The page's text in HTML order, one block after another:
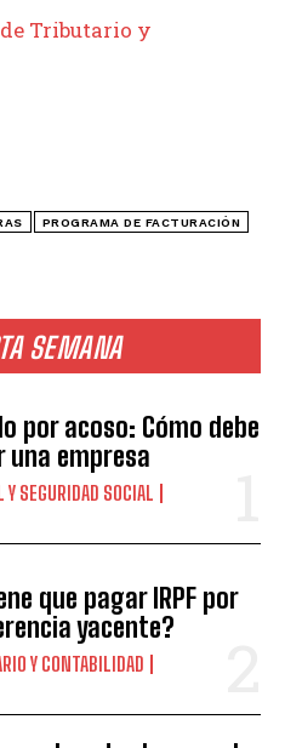
SEMANA
por acoso: Cómo debe
una empresa
Y SEGURIDAD SOCIAL
que pagar IRPF por
yacente?
Y CONTABILIDAD
Tributario y
PROGRAMA DE FACTURACIÓN